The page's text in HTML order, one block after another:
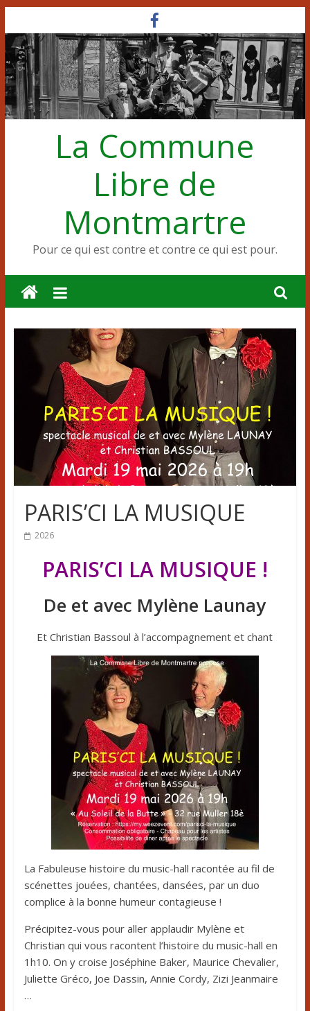
au
contenu
La Commune
Libre de
Montmartre
Pour ce qui est contre et contre ce qui est pour.
PARIS’CI LA MUSIQUE
2026
PARIS’CI LA MUSIQUE !
De et avec Mylène Launay
Et Christian Bassoul à l’accompagnement et chant
La Fabuleuse histoire du music-hall racontée au fil de
scénettes jouées, chantées, dansées, par un duo
complice à la bonne humeur contagieuse !
Précipitez-vous pour aller applaudir Mylène et
Christian qui vous racontent l’histoire du music-hall en
1h10. On y croise Joséphine Baker, Maurice Chevalier,
Juliette Gréco, Joe Dassin, Annie Cordy, Zizi Jeanmaire
…